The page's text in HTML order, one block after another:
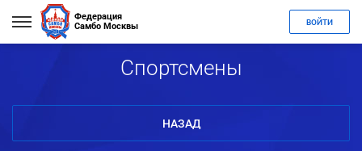
Федерация
Самбо Москвы
ВОЙТИ
Спортсмены
НАЗАД